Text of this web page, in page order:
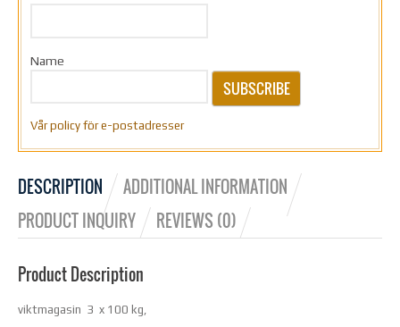
Name
SUBSCRIBE
Vår policy för e-postadresser
DESCRIPTION
ADDITIONAL INFORMATION
PRODUCT INQUIRY
REVIEWS (0)
Product Description
viktmagasin 3 x 100 kg,